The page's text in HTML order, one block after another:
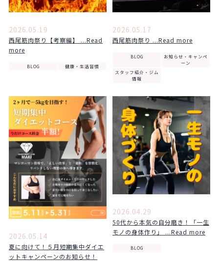
2026.05.19
西尾筋肉祭り【考察編】 ...Read
more
BLOG 健康・生活習慣
2026.05.17
西尾筋肉祭り ...Read more
BLOG
お知らせ・キャンペ
ーン
スタッフ紹介・ジム
情報
2026.05.14
夏に向けて！５月短期集中ダイエ
ットキャンペーンのお知らせ！
2026.04.29
50代から本気の自分磨き！「一生
モノの身体作り」 ...Read more
BLOG